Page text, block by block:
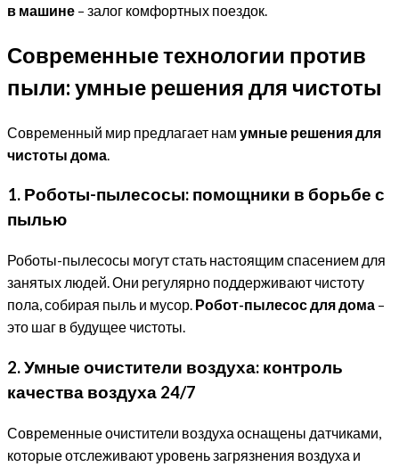
в машине – залог комфортных поездок.
Современные технологии против
пыли: умные решения для чистоты
Современный мир предлагает нам умные решения для
чистоты дома
1. Роботы-пылесосы: помощники в борьбе с
пылью
Роботы-пылесосы могут стать настоящим спасением для
занятых людей. Они регулярно поддерживают чистоту
пола, собирая пыль и мусор. Робот-пылесос для дома –
это шаг в будущее чистоты.
2. Умные очистители воздуха: контроль
качества воздуха 24/7
Современные очистители воздуха оснащены датчиками,
которые отслеживают уровень загрязнения воздуха и